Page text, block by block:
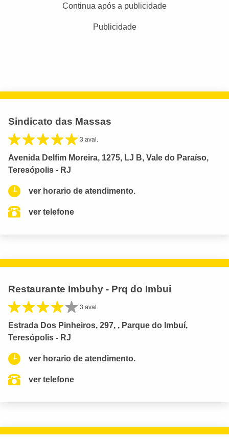
Continua após a publicidade
Publicidade
Sindicato das Massas
3 aval.
Avenida Delfim Moreira, 1275, LJ B, Vale do Paraíso,
Teresópolis - RJ
ver horario de atendimento.
ver telefone
Restaurante Imbuhy - Prq do Imbui
3 aval.
Estrada Dos Pinheiros, 297, , Parque do Imbuí,
Teresópolis - RJ
ver horario de atendimento.
ver telefone